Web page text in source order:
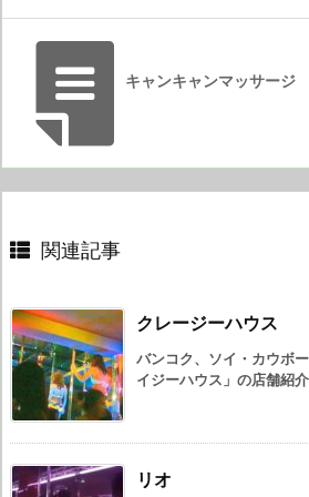
キャンキャンマッサージ
関連記事
クレージーハウス
バンコク、ソイ・カウボ
イジーハウス」の店舗紹
リオ